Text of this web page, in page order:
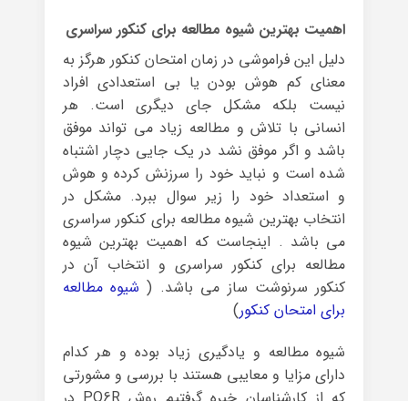
اهمیت بهترین شیوه مطالعه برای کنکور سراسری
دلیل این فراموشی در زمان امتحان کنکور هرگز به
معنای کم هوش بودن یا بی استعدادی افراد
نیست بلکه مشکل جای دیگری است. هر
انسانی با تلاش و مطالعه زیاد می تواند موفق
باشد و اگر موفق نشد در یک جایی دچار اشتباه
شده است و نباید خود را سرزنش کرده و هوش
و استعداد خود را زیر سوال ببرد. مشکل در
انتخاب بهترین شیوه مطالعه برای کنکور سراسری
می باشد . اینجاست که اهمیت بهترین شیوه
مطالعه برای کنکور سراسری و انتخاب آن در
کنکور سرنوشت ساز می باشد. ( شیوه مطالعه
برای امتحان کنکور)
شیوه مطالعه و یادگیری زیاد بوده و هر کدام
دارای مزایا و معایبی هستند با بررسی و مشورتی